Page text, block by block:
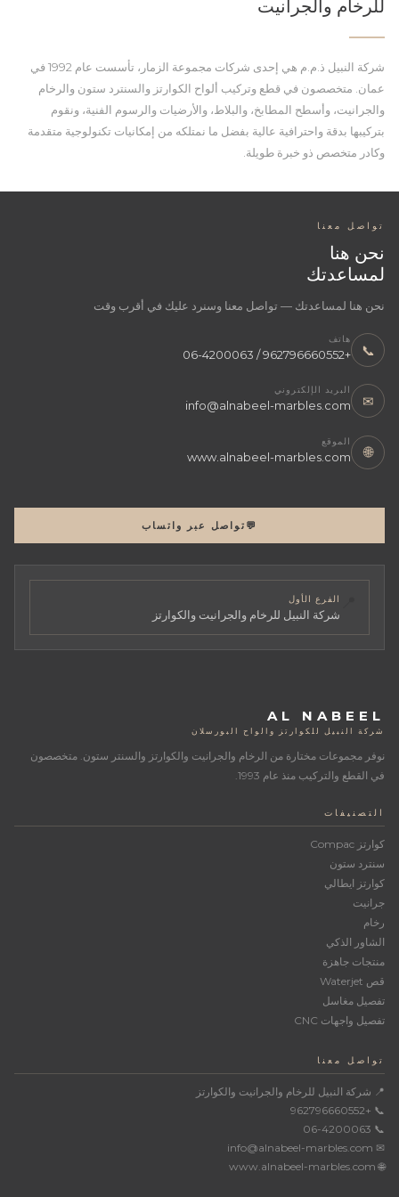
للرخام والجرانيت
شركة النبيل ذ.م.م هي إحدى شركات مجموعة الزمار، تأسست عام 1992 في
عمان. متخصصون في قطع وتركيب ألواح الكوارتز والسنترد ستون والرخام
والجرانيت، وأسطح المطابخ، والبلاط، والأرضيات والرسوم الفنية، ونقوم
بتركيبها بدقة واحترافية عالية بفضل ما نمتلكه من إمكانيات تكنولوجية متقدمة
وكادر متخصص ذو خبرة طويلة.
تواصل معنا
نحن هنا
لمساعدتك
نحن هنا لمساعدتك — تواصل معنا وسنرد عليك في أقرب وقت
📞
هاتف
+962796660552 / 06-4200063
✉
البريد الإلكتروني
info@alnabeel-marbles.com
🌐
الموقع
www.alnabeel-marbles.com
💬 تواصل عبر واتساب
الفرع الأول
شركة النبيل للرخام والجرانيت والكوارتز
AL NABEEL
شركة النبيل للكوارتز والواح البورسلان
نوفر مجموعات مختارة من الرخام والجرانيت والكوارتز والسنتر ستون. متخصصون
في القطع والتركيب منذ عام 1993.
التصنيفات
كوارتز Compac
سنترد ستون
كوارتز ايطالي
جرانيت
رخام
الشاور الذكي
منتجات جاهزة
قص Waterjet
تفصيل مغاسل
تفصيل واجهات CNC
تواصل معنا
📍 شركة النبيل للرخام والجرانيت والكوارتز
📞 +962796660552
📞 06-4200063
✉ info@alnabeel-marbles.com
🌐 www.alnabeel-marbles.com